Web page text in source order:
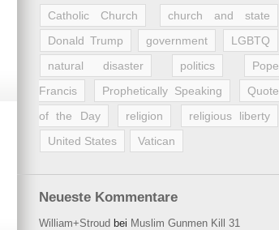
Catholic Church
church and state
Donald Trump
government
LGBTQ
natural disaster
politics
Pope
Francis
Prophetically Speaking
Quote
of the Day
religion
religious liberty
United States
Vatican
Neueste Kommentare
William+Stroud bei Muslim Gunmen Kill 31